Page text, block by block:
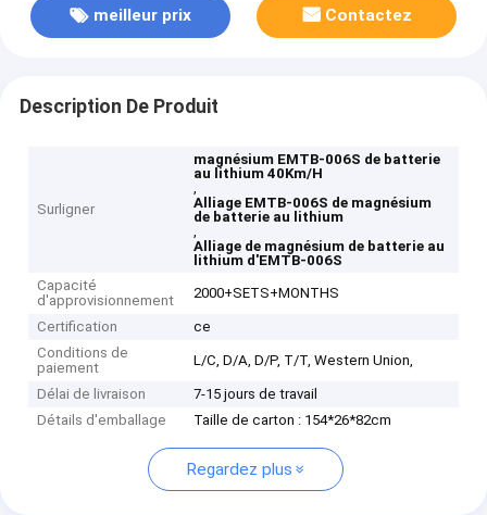
meilleur prix Contactez
Description De Produit
Surligner
magnésium EMTB-006S de batterie
au lithium 40Km/H
,
Alliage EMTB-006S de magnésium
de batterie au lithium
,
Alliage de magnésium de batterie au
lithium d'EMTB-006S
Capacité
d'approvisionnement
2000+SETS+MONTHS
Certification
ce
Conditions de
paiement
L/C, D/A, D/P, T/T, Western Union,
Délai de livraison
7-15 jours de travail
Détails d'emballage
Taille de carton : 154*26*82cm
Regardez plus